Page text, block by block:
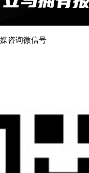
咨询微信号